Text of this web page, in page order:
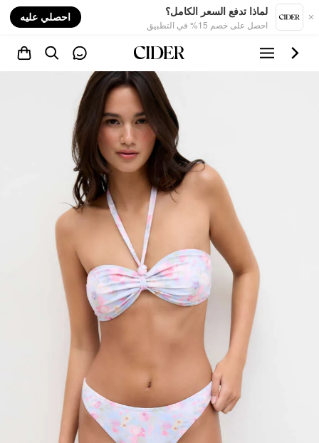
لماذا تدفع السعر الكامل؟
احصل على خصم 15% في التطبيق
احصلي عليه